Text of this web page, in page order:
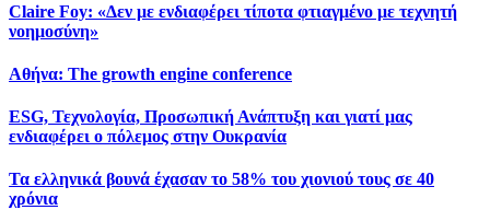
Claire Foy: «Δεν με ενδιαφέρει τίποτα φτιαγμένο με τεχνητή
νοημοσύνη»
Αθήνα: The growth engine conference
ESG, Τεχνολογία, Προσωπική Ανάπτυξη και γιατί μας
ενδιαφέρει ο πόλεμος στην Ουκρανία
Τα ελληνικά βουνά έχασαν το 58% του χιονιού τους σε 40
χρόνια